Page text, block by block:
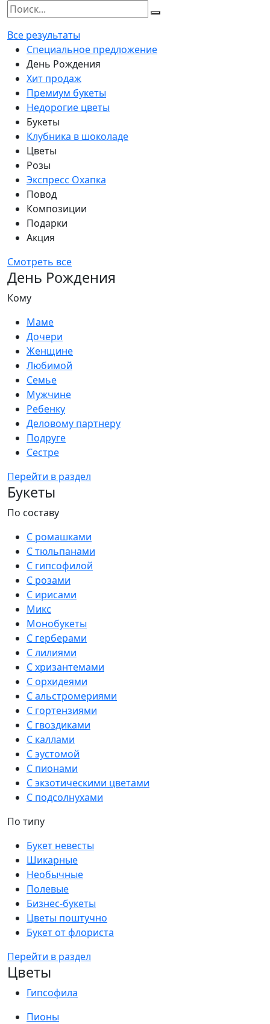
Все результаты
Специальное предложение
День Рождения
Хит продаж
Премиум букеты
Недорогие цветы
Букеты
Клубника в шоколаде
Цветы
Розы
Экспресс Охапка
Повод
Композиции
Подарки
Акция
Смотреть все
День Рождения
Кому
Маме
Дочери
Женщине
Любимой
Семье
Мужчине
Ребенку
Деловому партнеру
Подруге
Сестре
Перейти в раздел
Букеты
По составу
С ромашками
С тюльпанами
С гипсофилой
С розами
С ирисами
Микс
Монобукеты
С герберами
С лилиями
С хризантемами
С орхидеями
С альстромериями
С гортензиями
С гвоздиками
С каллами
С эустомой
С пионами
С экзотическими цветами
С подсолнухами
По типу
Букет невесты
Шикарные
Необычные
Полевые
Бизнес-букеты
Цветы поштучно
Букет от флориста
Перейти в раздел
Цветы
Гипсофила
Пионы